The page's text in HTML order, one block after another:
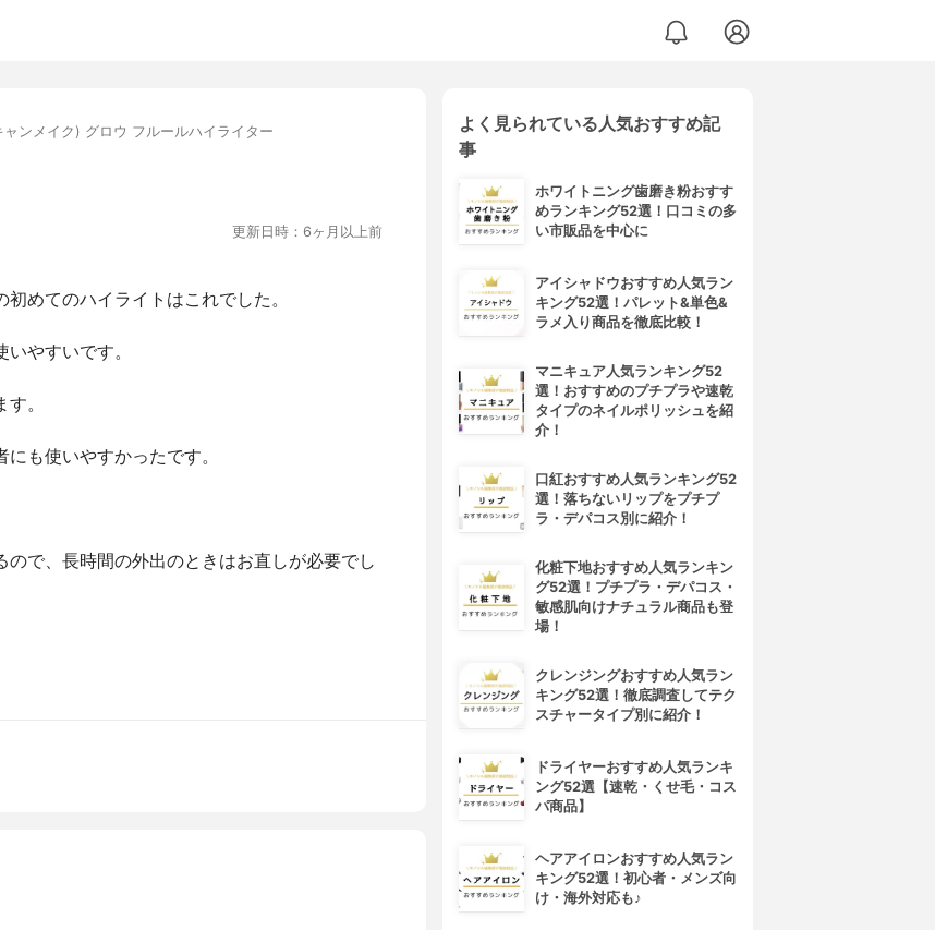
ンメイク) グロウ フルールハイライター
更新日時：6ヶ月以上前
めてのハイライトはこれでした。
やすいです。
。
も使いやすかったです。
で、長時間の外出のときはお直しが必要でし
よく見られている人気おすすめ記
事
ホワイトニング歯磨き粉おすす
めランキング52選！口コミの多
い市販品を中心に
アイシャドウおすすめ人気ラン
キング52選！パレット&単色&
ラメ入り商品を徹底比較！
マニキュア人気ランキング52
選！おすすめのプチプラや速乾
タイプのネイルポリッシュを紹
介！
口紅おすすめ人気ランキング52
選！落ちないリップをプチプ
ラ・デパコス別に紹介！
化粧下地おすすめ人気ランキン
グ52選！プチプラ・デパコス・
敏感肌向けナチュラル商品も登
場！
クレンジングおすすめ人気ラン
キング52選！徹底調査してテク
スチャータイプ別に紹介！
ドライヤーおすすめ人気ランキ
ング52選【速乾・くせ毛・コス
パ商品】
ヘアアイロンおすすめ人気ラン
キング52選！初心者・メンズ向
け・海外対応も♪